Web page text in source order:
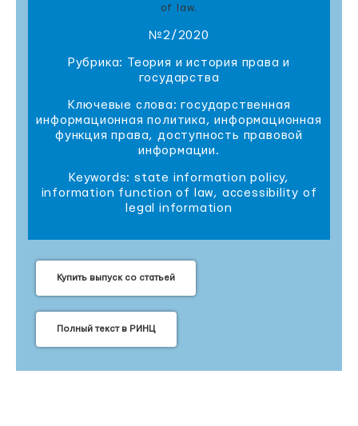
of law.
№2/2020
Рубрика: Теория и история права и
государства
Ключевые слова: государственная
информационная политика, информационная
функция права, доступность правовой
информации.
Keywords: state information policy,
information function of law, accessibility of
legal information
Купить выпуск со статьей
Полный текст в РИНЦ